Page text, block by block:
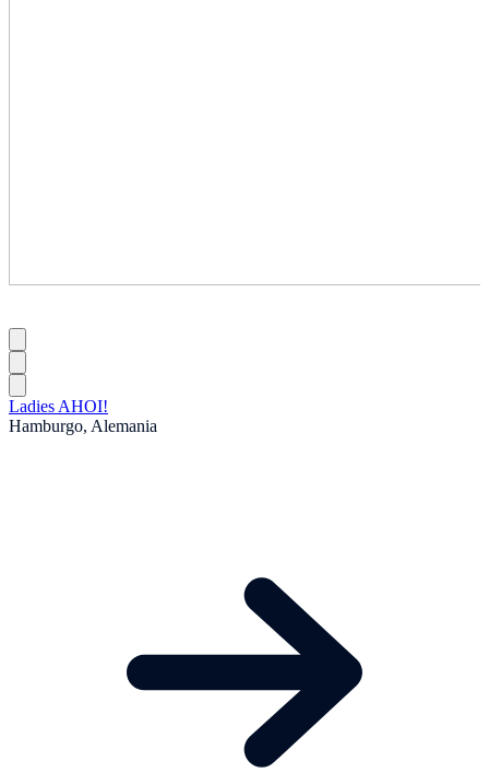
Ladies AHOI!
Hamburgo, Alemania